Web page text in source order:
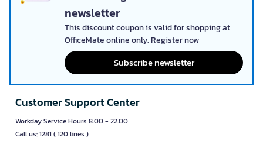
newsletter
This discount coupon is valid for shopping at
OfficeMate online only. Register now
Subscribe newsletter
Customer Support Center
Workday Service Hours 8.00 - 22.00
Call us: 1281 ( 120 lines )